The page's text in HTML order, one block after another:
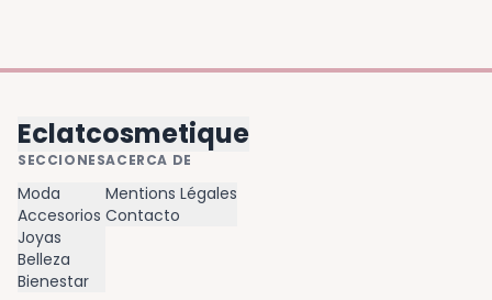
Eclatcosmetique
SECCIONES
Moda
Accesorios
Joyas
Belleza
Bienestar
ACERCA DE
Mentions Légales
Contacto